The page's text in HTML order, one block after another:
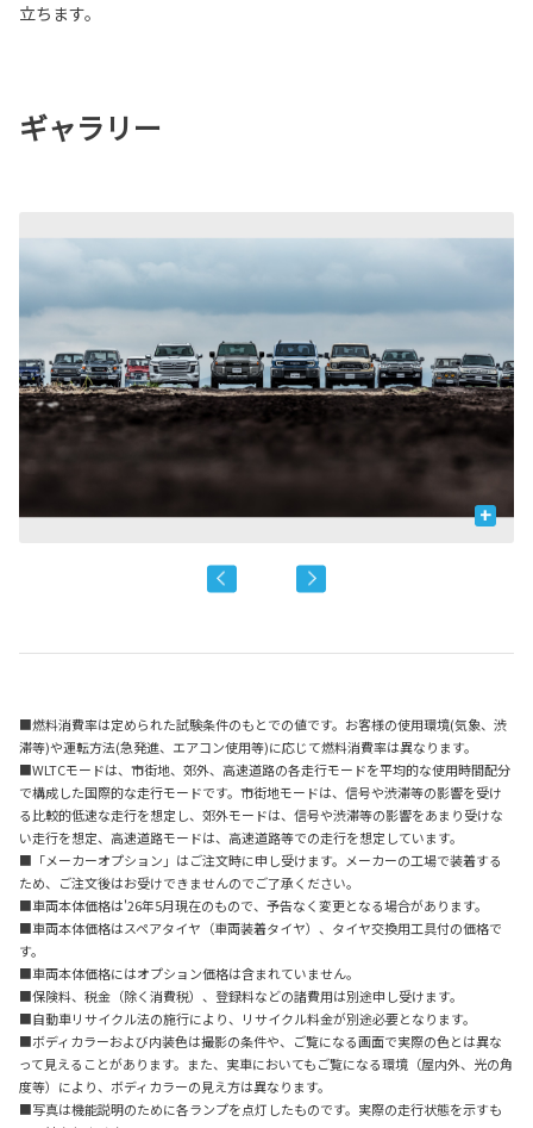
立ちます。
ギャラリー
+
■燃料消費率は定められた試験条件のもとでの値です。お客様の使用環境(気象、渋
滞等)や運転方法(急発進、エアコン使用等)に応じて燃料消費率は異なります。
■WLTCモードは、市街地、郊外、高速道路の各走行モードを平均的な使用時間配分
で構成した国際的な走行モードです。市街地モードは、信号や渋滞等の影響を受け
る比較的低速な走行を想定し、郊外モードは、信号や渋滞等の影響をあまり受けな
い走行を想定、高速道路モードは、高速道路等での走行を想定しています。
■「メーカーオプション」はご注文時に申し受けます。メーカーの工場で装着する
ため、ご注文後はお受けできませんのでご了承ください。
■車両本体価格は'26年5月現在のもので、予告なく変更となる場合があります。
■車両本体価格はスペアタイヤ（車両装着タイヤ）、タイヤ交換用工具付の価格で
す。
■車両本体価格にはオプション価格は含まれていません。
■保険料、税金（除く消費税）、登録料などの諸費用は別途申し受けます。
■自動車リサイクル法の施行により、リサイクル料金が別途必要となります。
■ボディカラーおよび内装色は撮影の条件や、ご覧になる画面で実際の色とは異な
って見えることがあります。また、実車においてもご覧になる環境（屋内外、光の角
度等）により、ボディカラーの見え方は異なります。
■写真は機能説明のために各ランプを点灯したものです。実際の走行状態を示すも